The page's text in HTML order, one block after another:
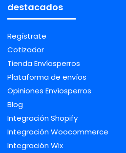
destacados
Regístrate
Cotizador
Tienda Envíosperros
Plataforma de envíos
Opiniones Envíosperros
Blog
Integración Shopify
Integración Woocommerce
Integración Wix